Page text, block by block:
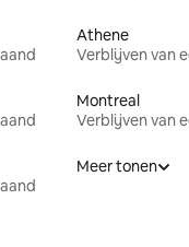
Athene
Verblijven van
Montreal
Verblijven van
Meer tonen